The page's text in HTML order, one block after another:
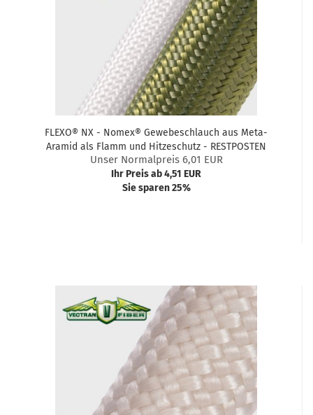
FLEXO® NX - Nomex® Gewebeschlauch aus Meta-
Aramid als Flamm und Hitzeschutz - RESTPOSTEN
Unser Normalpreis 6,01 EUR
Ihr Preis ab 4,51 EUR
Sie sparen 25%